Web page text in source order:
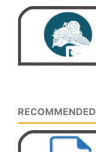
RECOMMENDED